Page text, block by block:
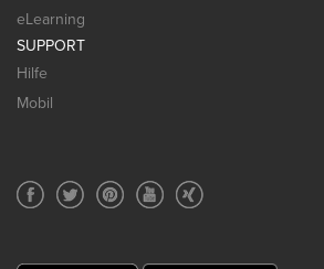
eLearning
SUPPORT
Hilfe
Mobil